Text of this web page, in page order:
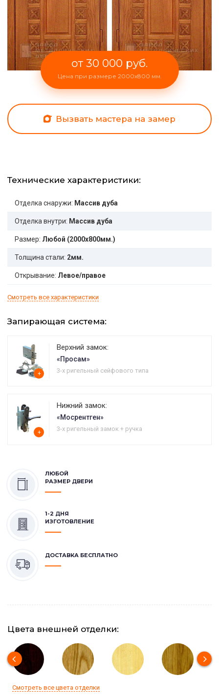
от 30 000 руб.
Цена при размере 2000x800 мм.
Вызвать мастера на замер
Технические характеристики:
Отделка снаружи: Массив дуба
Отделка внутри: Массив дуба
Размер: Любой (2000x800мм.)
Толщина стали: 2мм.
Открывание: Левое/правое
Смотреть все характеристики
Запирающая система:
+
Верхний замок:
«Просам»
3-х ригельный сейфового типа
+
Нижний замок:
«Мосрентген»
3-х ригельный замок + ручка
ЛЮБОЙ
РАЗМЕР ДВЕРИ
1-2 ДНЯ
ИЗГОТОВЛЕНИЕ
ДОСТАВКА БЕСПЛАТНО
Цвета внешней отделки:
Смотреть все цвета отделки